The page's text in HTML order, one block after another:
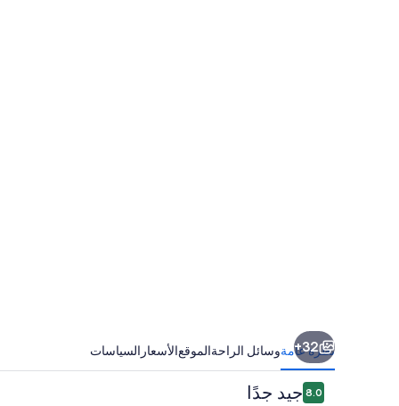
32+
نظرة عامةوسائل الراحةالموقعالأسعار السياسات
التقييمات
8.08.0 من 10جيد جدًا